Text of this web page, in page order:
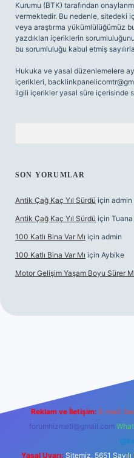
Kurumu (BTK) tarafından
vermektedir. Bu nedenle, sitedeki
veya araştırma yükümlülüğümüz
yazdıkları içeriklerin
bu sorumluluğu kabul etmiş
Hukuka ve yasal düzenlemelere
içerikleri,
ilgili içerikler yasal süre içerisinde
SON YORUMLAR
Antik Çağ Kaç Yıl Sürdü için admin
Antik Çağ Kaç Yıl Sürdü için Tuana
100 Katlı Bina Var Mı için admin
100 Katlı Bina Var Mı için Aybike
Motor Gelişim Yaşam Boyu Sürer
Reklam ve İletişim: E-mail:
forumhizmeti@gmail.com
Yasal Uyarı: Sitemiz, 5651